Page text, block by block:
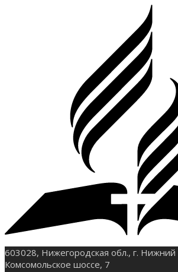
603028, Нижегородская обл., г.
Комсомольское шоссе, 7